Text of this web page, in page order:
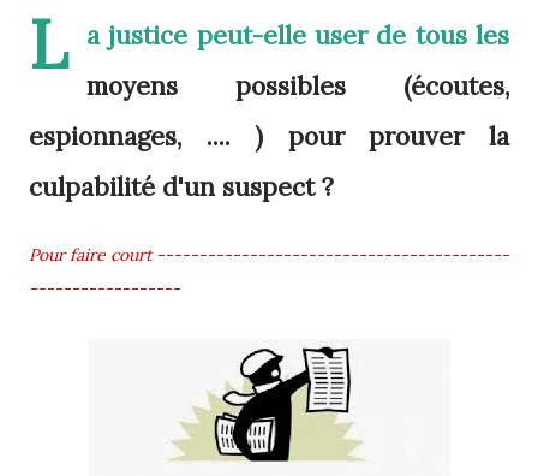
L
a justice peut-elle user de tous les
moyens possibles (écoutes,
espionnages, .... ) pour prouver la
culpabilité d'un suspect ?
Pour faire court ------------------------------------------
------------------